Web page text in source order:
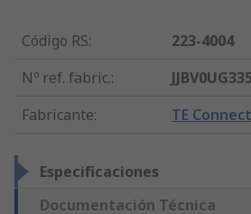
Código RS:
223-4004
Nº ref. fabric.:
Fabricante: TE
Especificaciones
Documentación Técnica